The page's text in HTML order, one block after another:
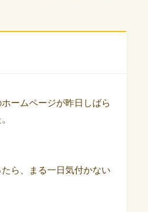
ームページが昨日しばら
ら、まる一日気付かない